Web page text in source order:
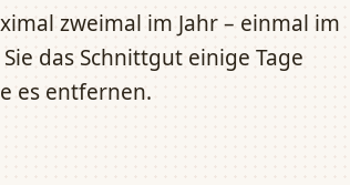
zweimal im Jahr – einmal im
das Schnittgut einige Tage
es entfernen.